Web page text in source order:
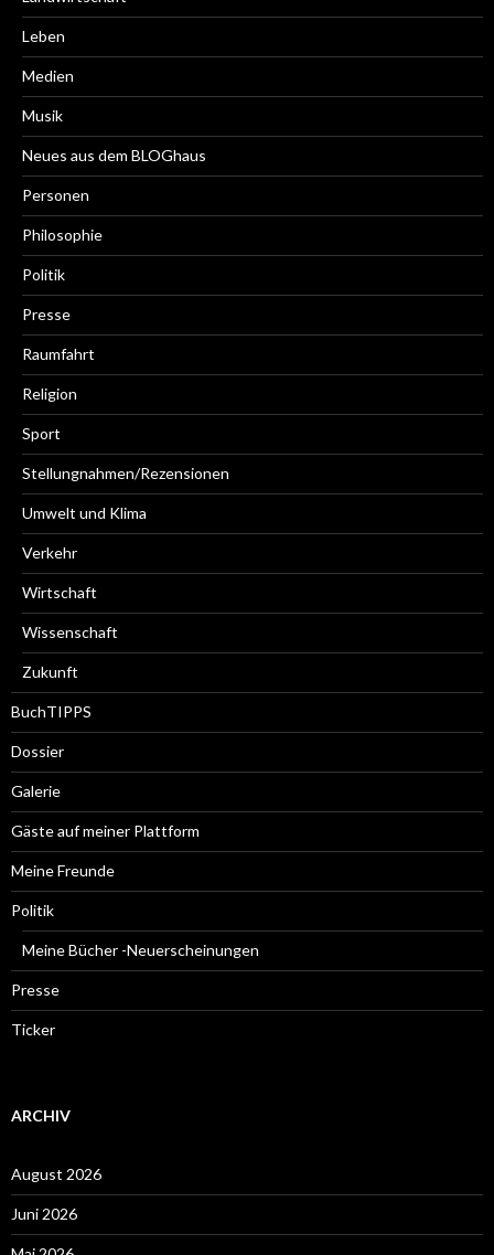
Leben
Medien
Musik
Neues aus dem BLOGhaus
Personen
Philosophie
Politik
Presse
Raumfahrt
Religion
Sport
Stellungnahmen/Rezensionen
Umwelt und Klima
Verkehr
Wirtschaft
Wissenschaft
Zukunft
BuchTIPPS
Dossier
Galerie
Gäste auf meiner Plattform
Meine Freunde
Politik
Meine Bücher -Neuerscheinungen
Presse
Ticker
ARCHIV
August 2026
Juni 2026